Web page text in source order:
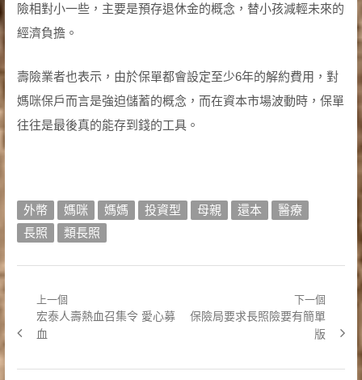
險相對小一些，主要是預存退休金的概念，替小孩減輕未來的
經濟負擔。
壽險業者也表示，由於保單都會設定至少6年的解約費用，對
媽咪保戶而言是強迫儲蓄的概念，而在資本市場波動時，保單
往往是最後真的能存到錢的工具。
外幣 媽咪 媽媽 投資型 母親 還本
醫療
長照
類長照
章
導
上一個
Previous
post:
宏泰人壽熱血召集令 愛心募
血
下一個
Next
保險局要求長照險要有簡單
版